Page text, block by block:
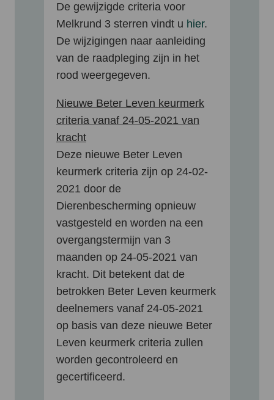
De gewijzigde criteria voor
Melkrund 3 sterren vindt u hier.
De wijzigingen naar aanleiding
van de raadpleging zijn in het
rood weergegeven.
Nieuwe Beter Leven keurmerk
criteria vanaf 24-05-2021 van
kracht
Deze nieuwe Beter Leven
keurmerk criteria zijn op 24-02-
2021 door de
Dierenbescherming opnieuw
vastgesteld en worden na een
overgangstermijn van 3
maanden op 24-05-2021 van
kracht. Dit betekent dat de
betrokken Beter Leven keurmerk
deelnemers vanaf 24-05-2021
op basis van deze nieuwe Beter
Leven keurmerk criteria zullen
worden gecontroleerd en
gecertificeerd.